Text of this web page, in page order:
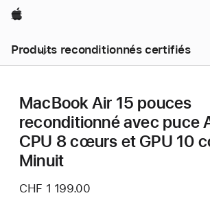
Apple
Produits reconditionnés certifiés
MacBook Air 15 pouces
reconditionné avec puce
CPU 8 cœurs et GPU 10
Minuit
CHF 1 199.00